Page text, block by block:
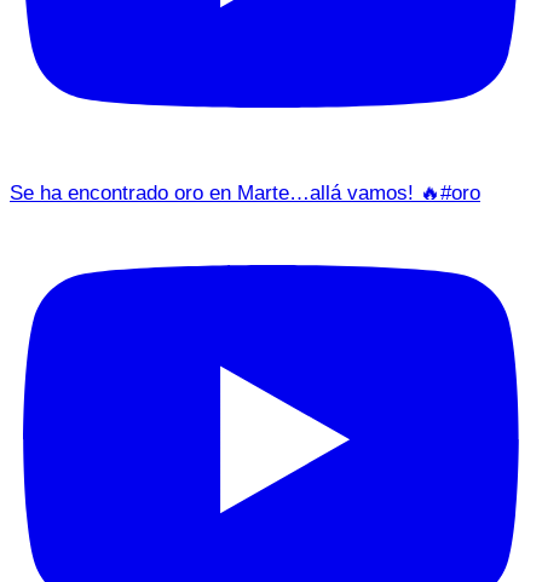
Se ha encontrado oro en Marte…allá vamos! 🔥#oro